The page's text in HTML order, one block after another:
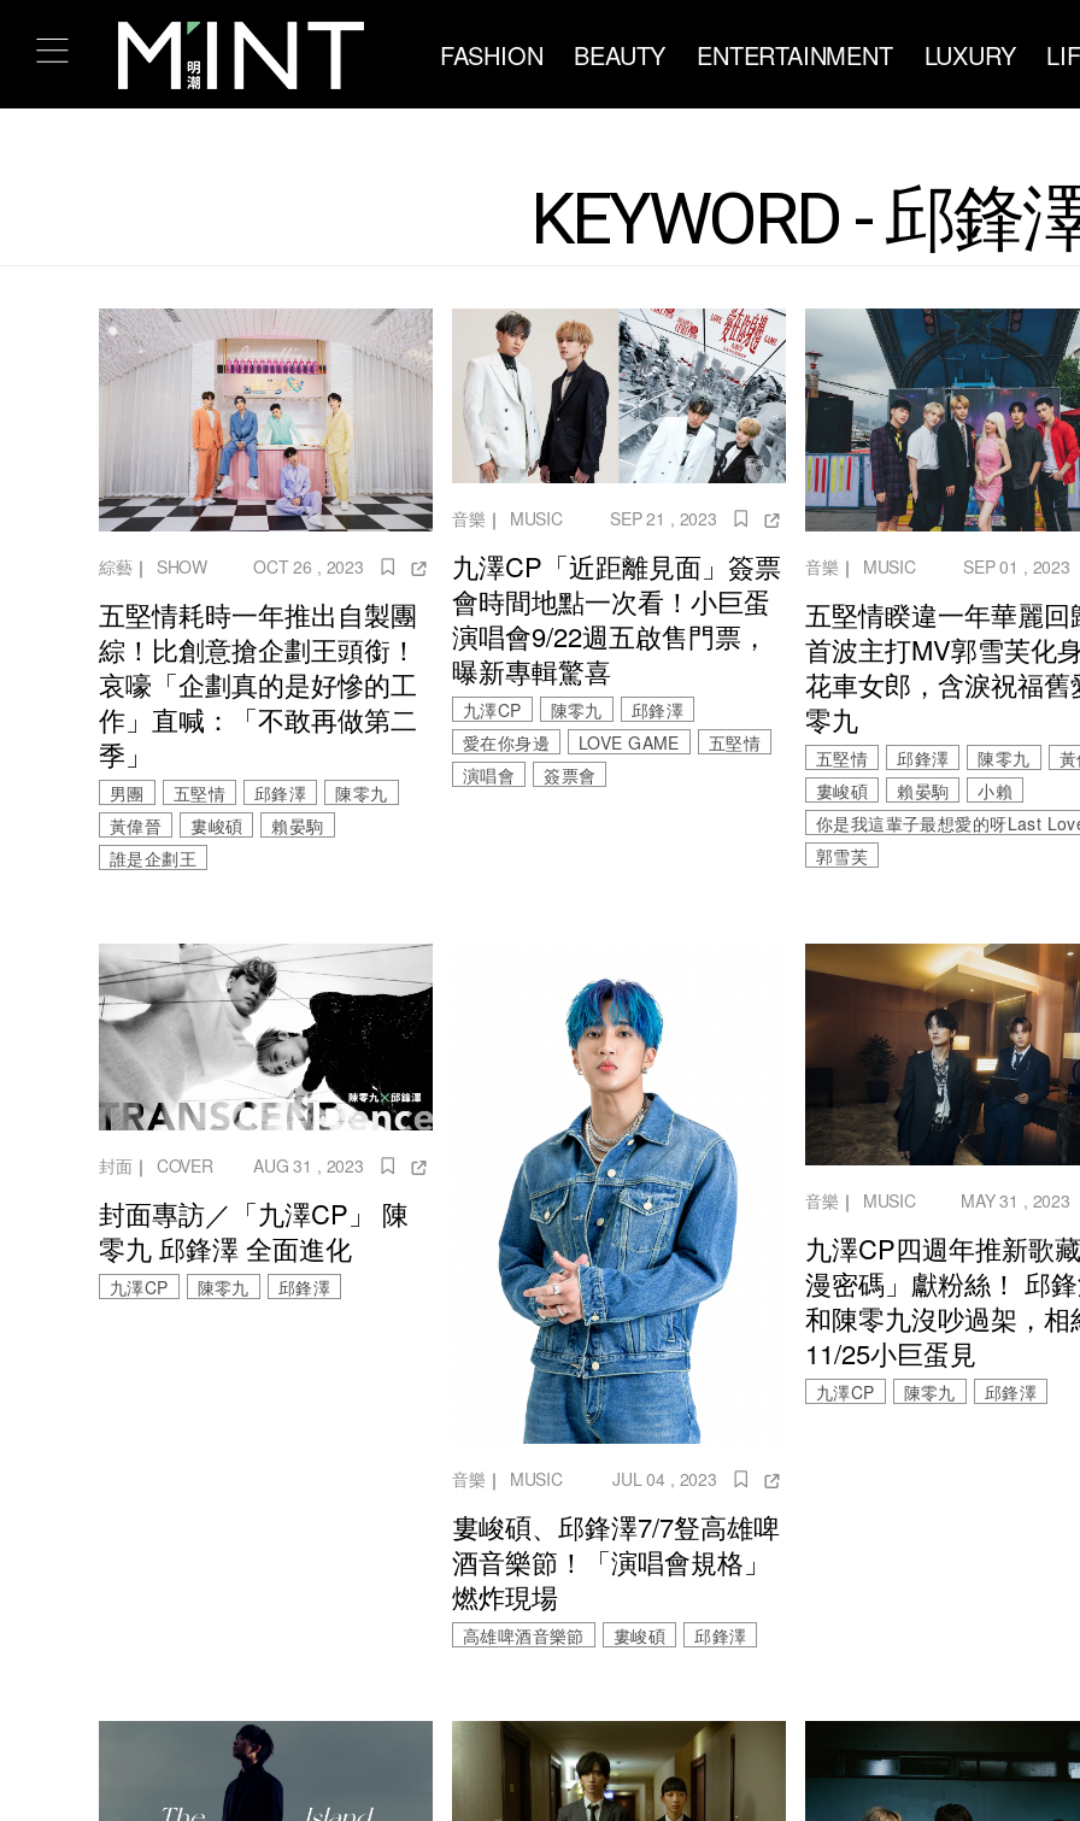
FASHION BEAUTY ENTERTAINMENT LUXURY
KEYWORD - 邱鋒
綜藝 ｜ SHOW OCT 26 , 2023
五堅情耗時一年推出自製團
綜！比創意搶企劃王頭銜！
哀嚎「企劃真的是好慘的工
作」直喊：「不敢再做第二
季」
男團 五堅情 邱鋒澤
陳零九
黃偉晉
婁峻碩
賴晏駒
誰是企劃王
音樂 ｜ MUSIC SEP 21 , 2023
九澤CP「近距離見面」簽票
會時間地點一次看！小巨蛋
演唱會9/22週五啟售門票，
曝新專輯驚喜
九澤CP 陳零九
邱鋒澤
愛在你身邊
LOVE GAME
五堅情
演唱會
簽票會
音樂 ｜ MUSIC SEP 01 , 2023
五堅情睽違一年華麗回
首波主打MV郭雪芙化
花車女郎，含淚祝福舊
零九
五堅情 邱鋒澤 陳零九
婁峻碩
賴晏駒
小賴
你是我這輩子最想愛的呀Last
郭雪芙
封面｜ COVER AUG 31 , 2023
封面專訪／「九澤CP」 陳
零九 邱鋒澤 全面進化
九澤CP 陳零九 邱鋒澤
音樂 ｜ MUSIC JUL 04 , 2023
婁峻碩、邱鋒澤7/7豋高雄啤
酒音樂節！「演唱會規格」
燃炸現場
高雄啤酒音樂節 婁峻碩 邱鋒澤
音樂 ｜ MUSIC MAY 31 , 2023
九澤CP四週年推新歌
漫密碼」獻粉絲！ 邱
和陳零九沒吵過架，相
11/25小巨蛋見
九澤CP 陳零九 邱鋒澤